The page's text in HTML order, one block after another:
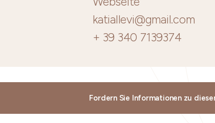
katiallevi@gmail.com
+ 39 340 7139374
Fordern Sie Informationen zu